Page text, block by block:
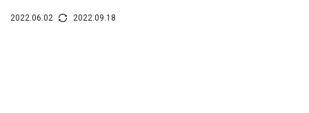
2022.06.02 2022.09.18